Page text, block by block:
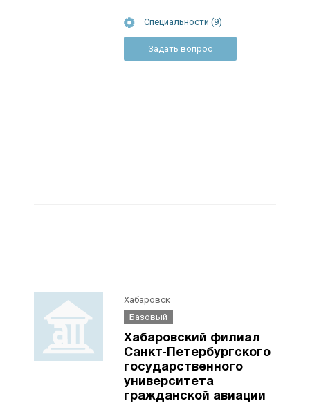
Специальности (9)
Задать вопрос
Хабаровск
Базовый
Хабаровский филиал
Санкт-Петербургского
государственного
университета
гражданской авиации